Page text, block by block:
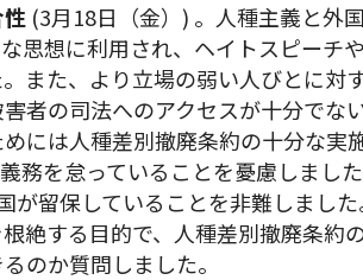
(3月18日（金）) 。人種主義と外
思想に利用され、ヘイトスピーチ
また、より立場の弱い人びとに対
者の司法へのアクセスが十分でな
には人種差別撤廃条約の十分な実
務を怠っていることを憂慮しまし
が留保していることを非難しまし
絶する目的で、人種差別撤廃条約
のか質問しました。